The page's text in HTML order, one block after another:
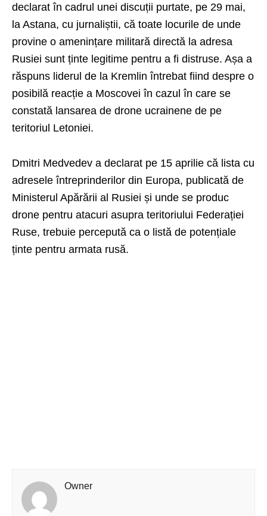
declarat în cadrul unei discuții purtate, pe 29 mai,
la Astana, cu jurnaliștii, că toate locurile de unde
provine o amenințare militară directă la adresa
Rusiei sunt ținte legitime pentru a fi distruse. Așa a
răspuns liderul de la Kremlin întrebat fiind despre o
posibilă reacție a Moscovei în cazul în care se
constată lansarea de drone ucrainene de pe
teritoriul Letoniei.
Dmitri Medvedev a declarat pe 15 aprilie că lista cu
adresele întreprinderilor din Europa, publicată de
Ministerul Apărării al Rusiei și unde se produc
drone pentru atacuri asupra teritoriului Federației
Ruse, trebuie percepută ca o listă de potențiale
ținte pentru armata rusă.
Owner